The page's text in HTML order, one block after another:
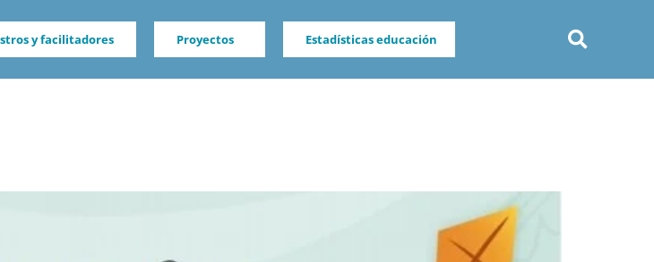
y facilitadores Proyectos Estadísticas educación